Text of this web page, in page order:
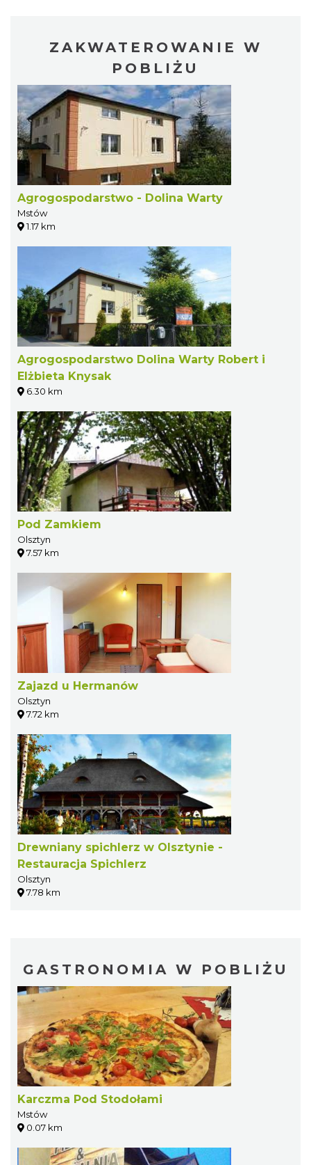
ZAKWATEROWANIE W
POBLIŻU
Agrogospodarstwo - Dolina Warty
Mstów
1.17 km
Agrogospodarstwo Dolina Warty Robert i
Elżbieta Knysak
6.30 km
Pod Zamkiem
Olsztyn
7.57 km
Zajazd u Hermanów
Olsztyn
7.72 km
Drewniany spichlerz w Olsztynie -
Restauracja Spichlerz
Olsztyn
7.78 km
GASTRONOMIA W POBLIŻU
Karczma Pod Stodołami
Mstów
0.07 km